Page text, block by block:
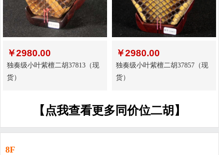
￥2980.00
独奏级小叶紫檀二胡37813（现
货）
￥2980.00
独奏级小叶紫檀二胡37857（现
货）
【点我查看更多同价位二胡】
8F